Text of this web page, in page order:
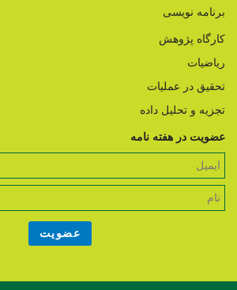
برنامه نویسی
کارگاه پژوهش
ریاضیات
تحقیق در عملیات
تجزیه و تحلیل داده
عضویت در هفته نامه